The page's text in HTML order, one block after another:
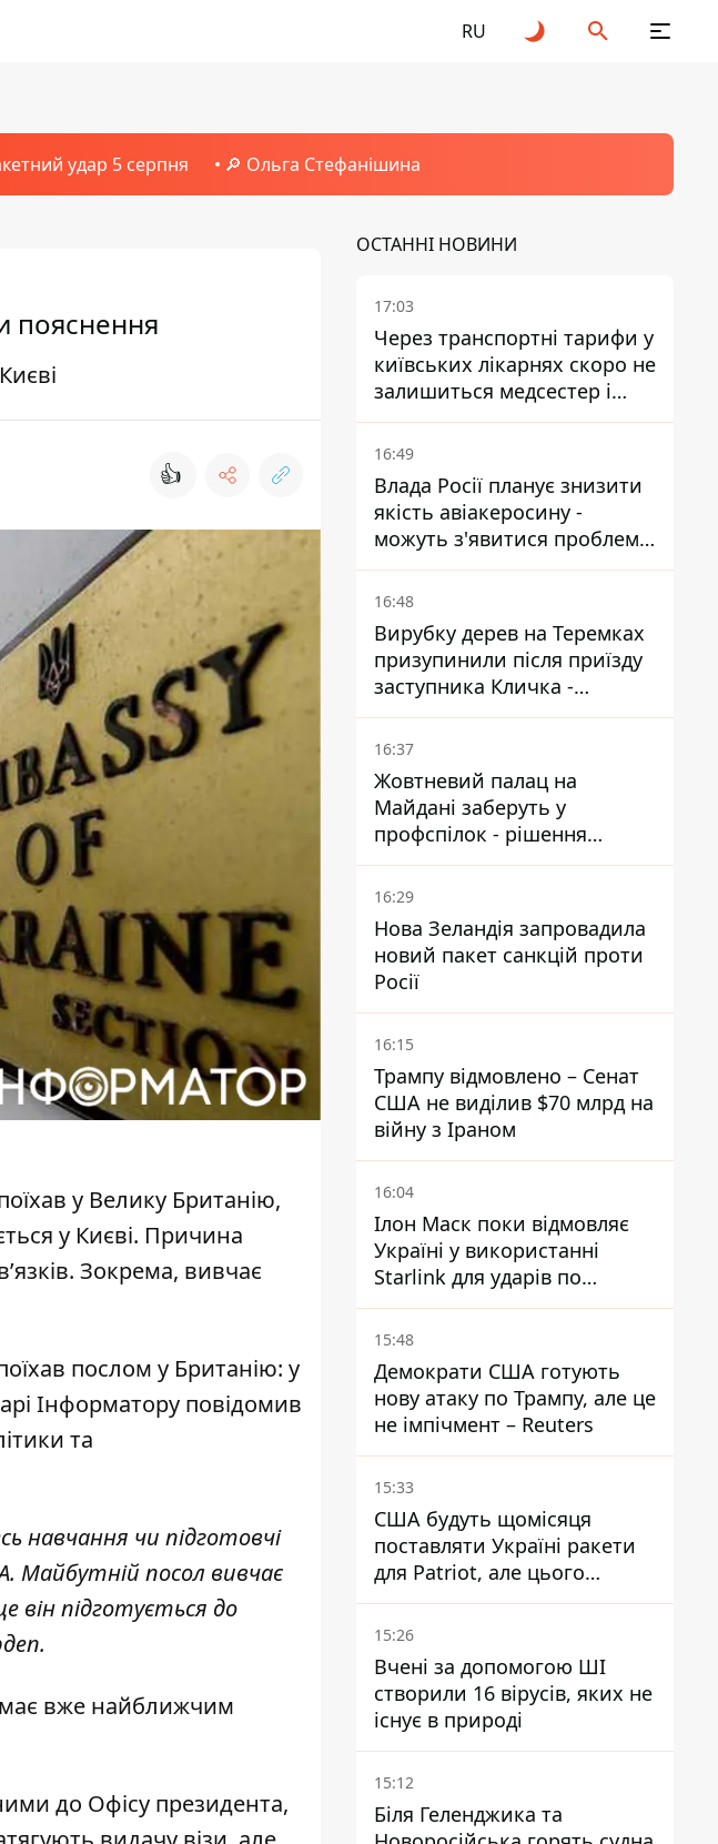
RU
удар 5 серпня 🔎 Ольга Стефанішина
пояснення
👍
у Велику Британію,
у Києві. Причина
Зокрема, вивчає
послом у Британію: у
Інформатору повідомив
та
навчання чи підготовчі
Майбутній посол вивчає
він підготується до
має вже найближчим
до Офісу президента,
ОСТАННІ НОВИНИ
17:03
Через транспортні тарифи у
київських лікарнях скоро не
залишиться медсестер і
санітарок - професор
Голубовська
16:49
Влада Росії планує знизити
якість авіакеросину -
можуть з'явитися проблеми
з літаками до Якутії
16:48
Вирубку дерев на Теремках
призупинили після приїзду
заступника Кличка -
почався діалог
16:37
Жовтневий палац на
Майдані заберуть у
профспілок - рішення
Господарського суду
16:29
Нова Зеландія запровадила
новий пакет санкцій проти
Росії
16:15
Трампу відмовлено – Сенат
США не виділив $70 млрд на
війну з Іраном
16:04
Ілон Маск поки відмовляє
Україні у використанні
Starlink для ударів по
території Росії – ЗМІ
15:48
Демократи США готують
нову атаку по Трампу, але це
не імпічмент – Reuters
15:33
США будуть щомісяця
поставляти Україні ракети
для Patriot, але цього
недостатньо - Зеленський
15:26
Вчені за допомогою ШІ
створили 16 вірусів, яких не
існує в природі
15:12
Біля Геленджика та